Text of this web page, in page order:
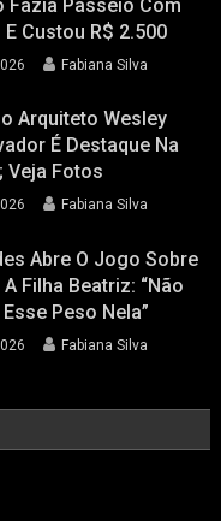
Fazia Passeio Com
Custou R$ 2.500
Fabiana Silva
Arquiteto Wesley
É Destaque Na
Veja Fotos
Fabiana Silva
Abre O Jogo Sobre
Filha Beatriz: “Não
Peso Nela”
Fabiana Silva